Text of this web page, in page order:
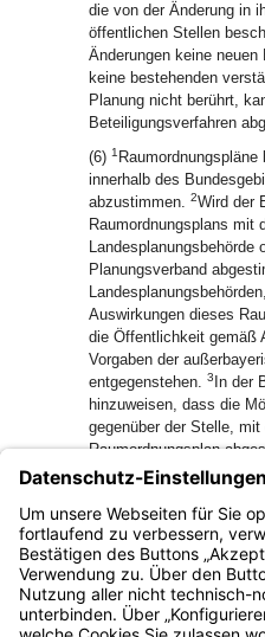
die von der Änderung in
öffentlichen Stellen
Änderungen keine
keine bestehenden
Planung nicht berührt,
Beteiligungsverfahren
(6) 1
innerhalb des
abzustimmen. 2Wird der
Raumordnungsplans mit
Landesplanungsbehörde
Planungsverband
Auswirkungen dieses
die Öffentlichkeit gemäß
Vorgaben der
entgegenstehen. 3 In der
hinzuweisen, dass die
gegenüber der Stelle,
Raumordnungsplan
die im Rahmen der
übermittelt worden sind,
Behörden innerhalb einer
zur Stellungnahme zu
Bayern.de